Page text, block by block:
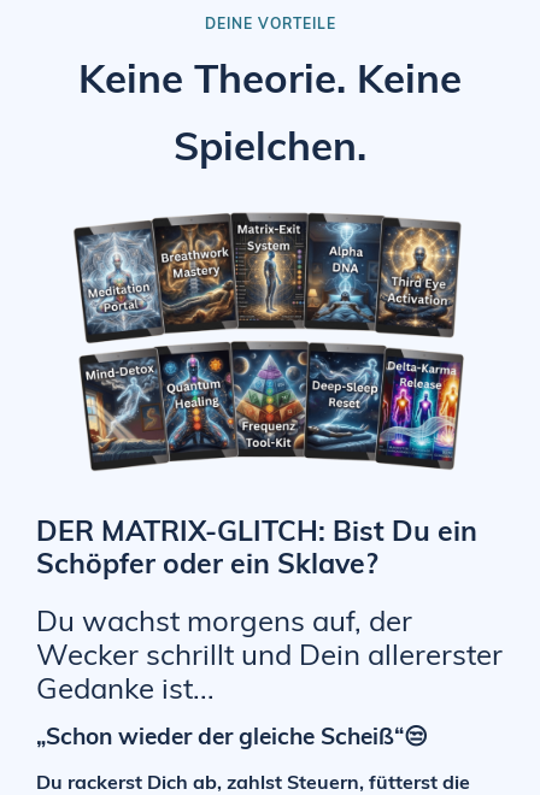
DEINE VORTEILE
Keine Theorie. Keine
Spielchen.
DER MATRIX-GLITCH: Bist Du ein
Schöpfer oder ein Sklave?
Du wachst morgens auf, der
Wecker schrillt und Dein allererster
Gedanke ist...
„Schon wieder der gleiche Scheiß“😒
Du rackerst Dich ab, zahlst Steuern, fütterst die